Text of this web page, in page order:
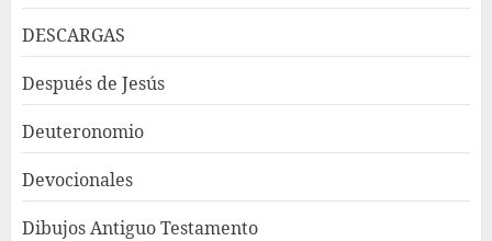
DESCARGAS
Después de Jesús
Deuteronomio
Devocionales
Dibujos Antiguo Testamento